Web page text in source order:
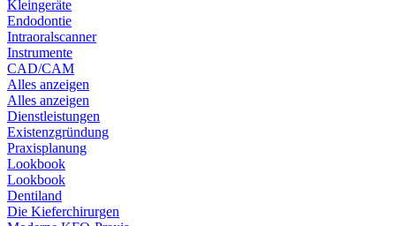
Kleingeräte
Endodontie
Intraoralscanner
Instrumente
CAD/CAM
Alles anzeigen
Alles anzeigen
Dienstleistungen
Existenzgründung
Praxisplanung
Lookbook
Lookbook
Dentiland
Die Kieferchirurgen